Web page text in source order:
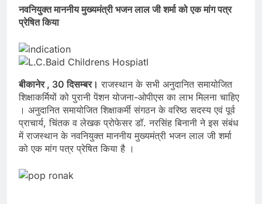
नवनियुक्त माननीय मुख्यमंत्री भजन लाल जी शर्मा को एक मांग पत्र
प्रेषित किया
बीकानेर , 30 दिसम्बर। राजस्थान के सभी अनुदानित समायोजित
शिक्षाकर्मियों को पुरानी पेंशन योजना-ओपीएस का लाभ मिलना चाहिए
। अनुदानित समायोजित शिक्षाकर्मी संगठन के वरिष्ठ सदस्य एवं पूर्व
प्राचार्य, चिंतक व लेखक प्रोफेसर डॉ. नरसिंह बिनानी ने इस संबंध
में राजस्थान के नवनियुक्त माननीय मुख्यमंत्री भजन लाल जी शर्मा
को एक मांग पत्र प्रेषित किया है ।